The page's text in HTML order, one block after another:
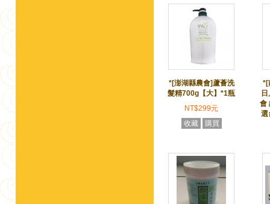
*[澎湖縣農會]蘆薈洗
髮精700g【大】*1瓶
NT$299元
收藏
購買
*[
會
選